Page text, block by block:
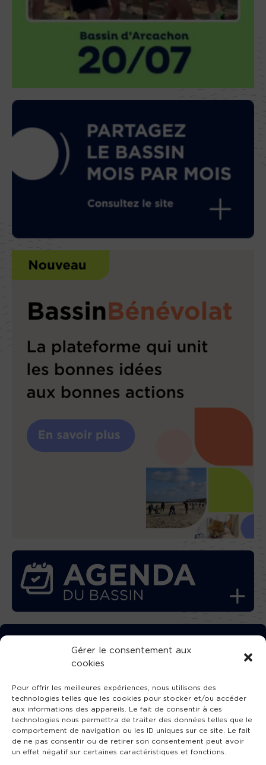
Gérer le consentement aux
cookies
Pour offrir les meilleures expériences, nous utilisons des
technologies telles que les cookies pour stocker et/ou accéder
aux informations des appareils. Le fait de consentir à ces
technologies nous permettra de traiter des données telles que le
comportement de navigation ou les ID uniques sur ce site. Le fait
de ne pas consentir ou de retirer son consentement peut avoir
un effet négatif sur certaines caractéristiques et fonctions.
TÉLÉCHARGEZ GRATUITEMENT
L’APPLICATION TVBA !
SUIVEZ-NOUS !